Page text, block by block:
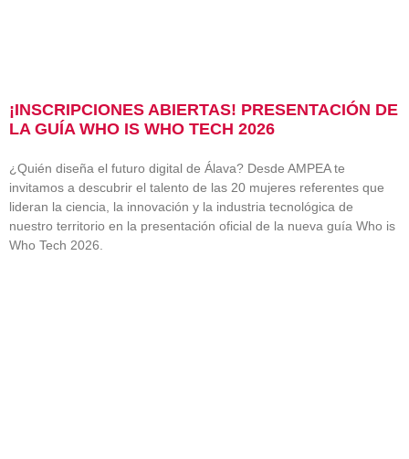
¡INSCRIPCIONES ABIERTAS! PRESENTACIÓN DE
LA GUÍA WHO IS WHO TECH 2026
¿Quién diseña el futuro digital de Álava? Desde AMPEA te
invitamos a descubrir el talento de las 20 mujeres referentes que
lideran la ciencia, la innovación y la industria tecnológica de
nuestro territorio en la presentación oficial de la nueva guía Who is
Who Tech 2026.